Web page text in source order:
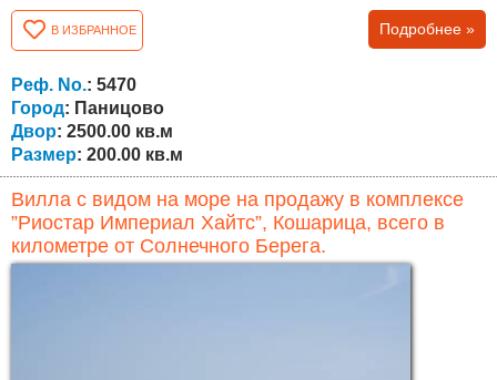
панорамный вид на горы и окрестности. В окрестностях
растут вековые дубовые леса с грибами, лавандовыми
полями, виноградниками. Недалеко от села течет река с
обилием рыбы для любителей рыбалки. Дорога
вымощена булыжником в центре...
В ИЗБРАННОЕ Подробнее »
Реф. No.: 5470
Город: Паницово
Двор: 2500.00 кв.м
Размер: 200.00 кв.м
Вилла с видом на море на продажу в комплексе
”Риостар Империал Хайтс”, Кошарица, всего в
километре от Солнечного Берега.